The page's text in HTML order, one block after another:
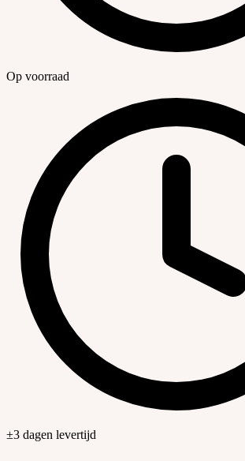
Op voorraad
±3 dagen levertijd